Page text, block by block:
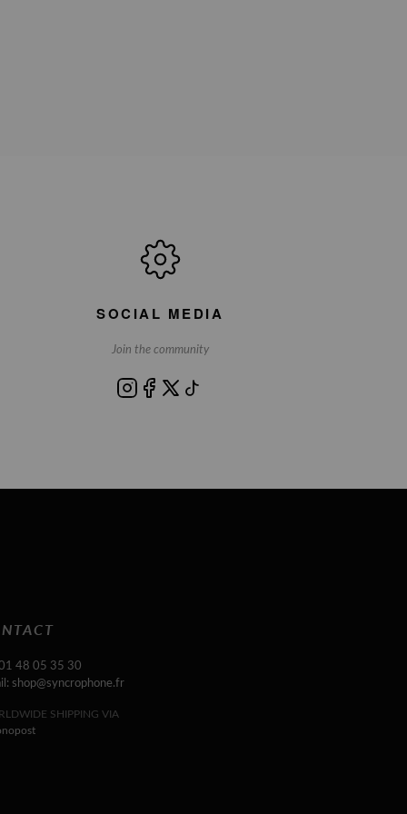
SOCIAL MEDIA
Join the community
48 05 35 30
shop@syncrophone.fr
SHIPPING VIA